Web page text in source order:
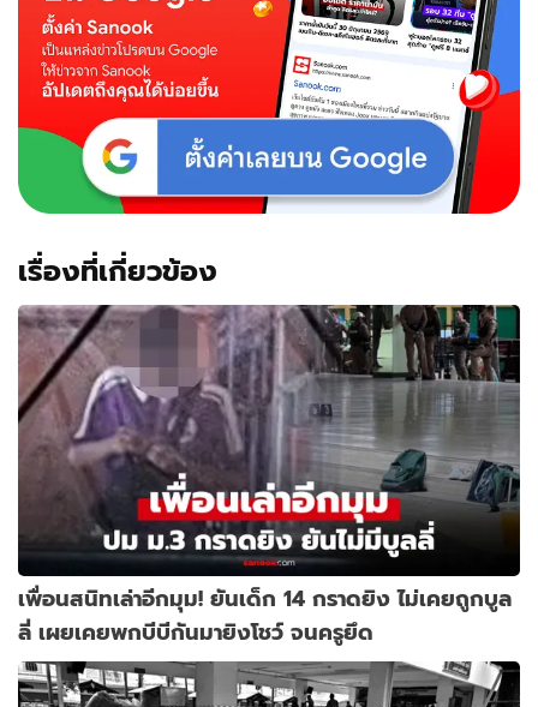
เรื่องที่เกี่ยวข้อง
เพื่อนสนิทเล่าอีกมุม! ยันเด็ก 14 กราดยิง ไม่เคยถูกบูล
ลี่ เผยเคยพกบีบีกันมายิงโชว์ จนครูยึด